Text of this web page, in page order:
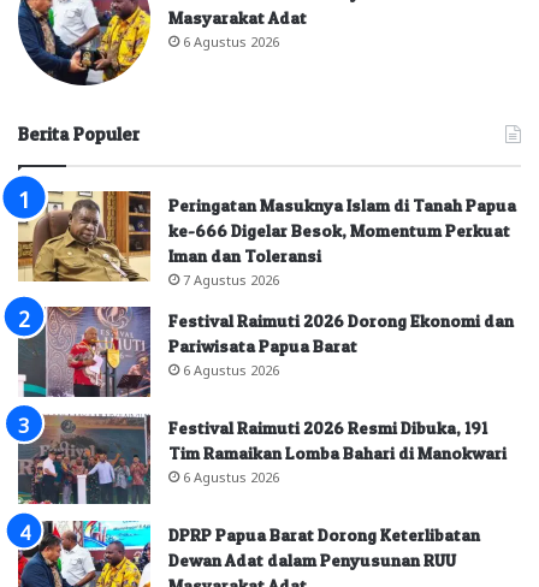
Masyarakat Adat
6 Agustus 2026
Berita Populer
Peringatan Masuknya Islam di Tanah Papua
ke-666 Digelar Besok, Momentum Perkuat
Iman dan Toleransi
7 Agustus 2026
Festival Raimuti 2026 Dorong Ekonomi dan
Pariwisata Papua Barat
6 Agustus 2026
Festival Raimuti 2026 Resmi Dibuka, 191
Tim Ramaikan Lomba Bahari di Manokwari
6 Agustus 2026
DPRP Papua Barat Dorong Keterlibatan
Dewan Adat dalam Penyusunan RUU